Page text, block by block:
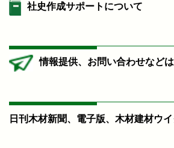
社史作成サポートについて
情報提供、お問い合わせなど
日刊木材新聞、電子版、木材建材ウ